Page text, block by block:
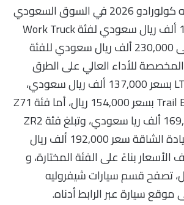
تبدأ أسعار شيفروليه كولورادو 2026 في السوق السعودي
من حوالي 124,000 ألف ريال سعودي لفئة Work Truck
الأساسية، وتصل إلى 230,000 ألف ريال سعودي للفئة
الأعلى ZR2 Bison المخصصة للأداء العالي على الطرق
الوعرة، وتأتي فئة LT بسعر 137,000 ألف ريال سعودي،
بينما تُطرح فئة Trail Boss بسعر 154,000 ريال، أما فئة Z71
فتتوفر مقابل 169,000 ألف ريا سعودي، وتبلغ فئة ZR2
المتخصصة في القيادة الشاقة سعر 192,000 ألف ريال
بناءً على الفئة المختارة، و
تصفح قسم سيارات شيفروليه